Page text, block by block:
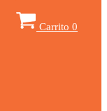
Carrito 0